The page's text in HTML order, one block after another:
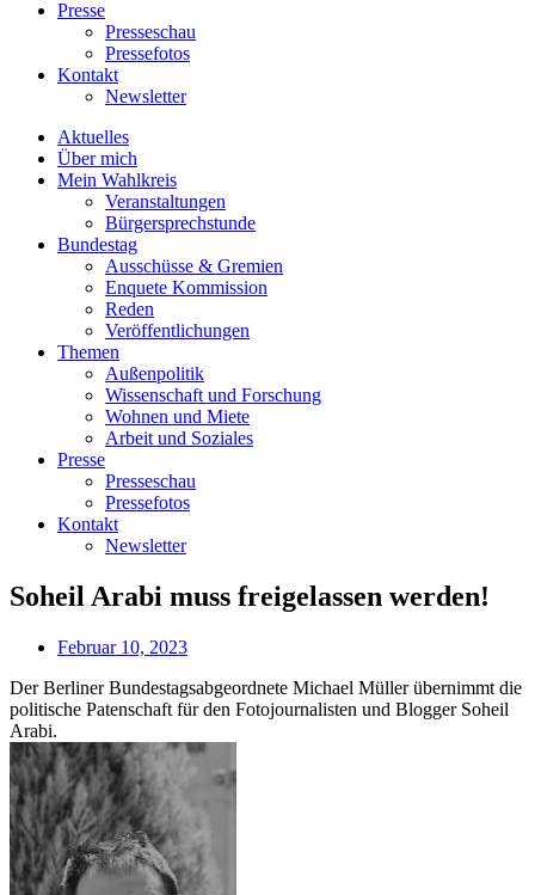
Presse
Presseschau
Pressefotos
Kontakt
Newsletter
Aktuelles
Über mich
Mein Wahlkreis
Veranstaltungen
Bürgersprechstunde
Bundestag
Ausschüsse & Gremien
Enquete Kommission
Reden
Veröffentlichungen
Themen
Außenpolitik
Wissenschaft und Forschung
Wohnen und Miete
Arbeit und Soziales
Presse
Presseschau
Pressefotos
Kontakt
Newsletter
Soheil Arabi muss freigelassen werden!
Februar 10, 2023
Der Berliner Bundestagsabgeordnete Michael Müller übernimmt die
politische Patenschaft für den Fotojournalisten und Blogger Soheil
Arabi.